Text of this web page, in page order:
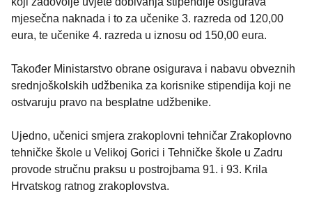
mjesečna naknada i to za učenike 3. razreda od 120,00
eura, te učenike 4. razreda u iznosu od 150,00 eura.
Također Ministarstvo obrane osigurava i nabavu obveznih
srednjoškolskih udžbenika za korisnike stipendija koji ne
ostvaruju pravo na besplatne udžbenike.
Ujedno, učenici smjera zrakoplovni tehničar Zrakoplovno
tehničke škole u Velikoj Gorici i Tehničke škole u Zadru
provode stručnu praksu u postrojbama 91. i 93. Krila
Hrvatskog ratnog zrakoplovstva.